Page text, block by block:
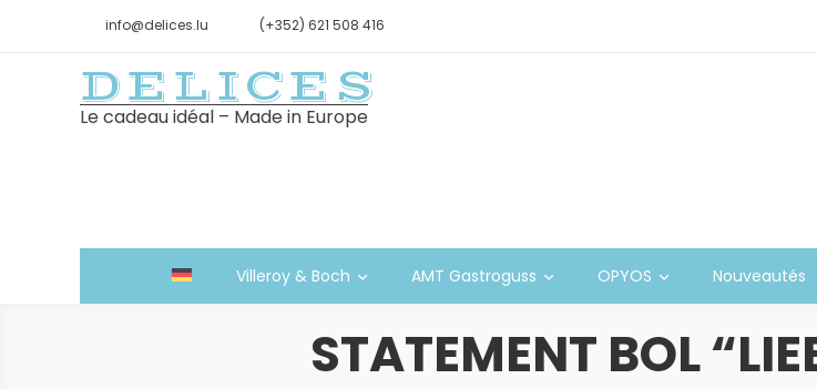
info@delices.lu (+352) 621 508 416
DELICES
Le cadeau idéal – Made in Europe
Villeroy & Boch AMT Gastroguss OPYOS Nouveautés
STATEMENT BOL